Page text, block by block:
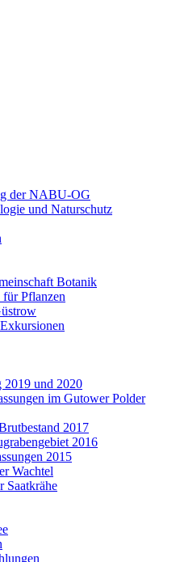
der NABU-OG
und Naturschutz
Botanik
für Pflanzen
2019 und 2020
im Gutower Polder
2017
2016
2015
Wachtel
Saatkrähe